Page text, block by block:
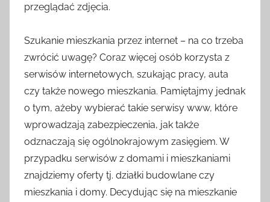
przeglądać zdjęcia.
Szukanie mieszkania przez internet – na co trzeba
zwrócić uwagę? Coraz więcej osób korzysta z
serwisów internetowych, szukając pracy, auta
czy także nowego mieszkania. Pamiętajmy jednak
o tym, ażeby wybierać takie serwisy www, które
wprowadzają zabezpieczenia, jak także
odznaczają się ogólnokrajowym zasięgiem. W
przypadku serwisów z domami i mieszkaniami
znajdziemy oferty tj. działki budowlane czy
mieszkania i domy. Decydując się na mieszkanie